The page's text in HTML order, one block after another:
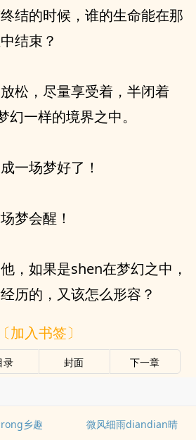
结的时候，谁的生命能在那
结束？
松，尽量享受着，半闭着
一样的境界之中。
一场梦好了！
梦会醒！
，如果是shen在梦幻之中，
历的，又该怎么形容？
〔加入书签〕
录 封面 下一章
乡趣
微风细雨diandian晴